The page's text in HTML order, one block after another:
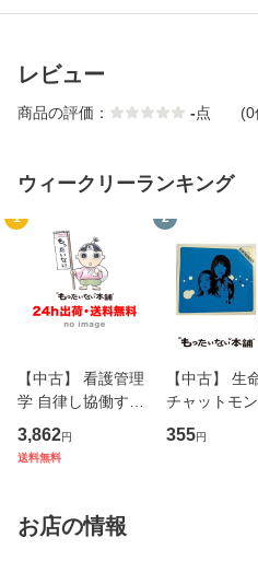
レビュー
商品の評価： -点 (0
ウィークリーランキング
1
【中古】 看護管理
学 自律し協働する
専門職の看護マネ
ジメントスキル 改
恵 藤本幸三 / 南江
堂 [単行
3,862円
送料無料
2
【中古】 生
チャットモン
キューンレコ
[CD]【メール
355円
お店の情報